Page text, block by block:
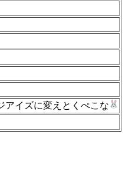
アイズに変えとくぺこな